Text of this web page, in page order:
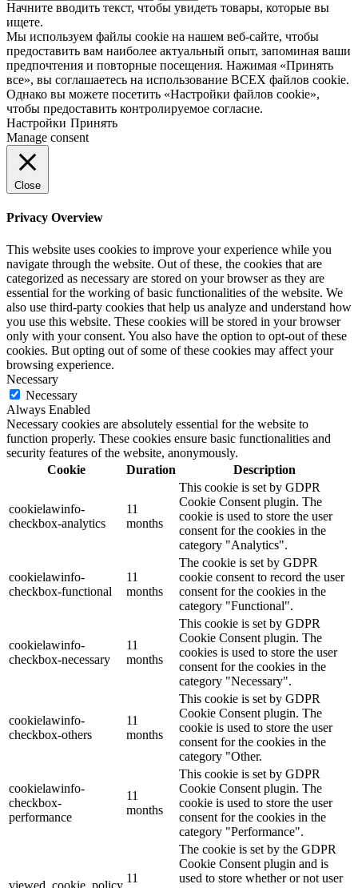
Начните вводить текст, чтобы увидеть товары, которые вы
ищете.
Мы используем файлы cookie на нашем веб-сайте, чтобы
предоставить вам наиболее актуальный опыт, запоминая ваши
предпочтения и повторные посещения. Нажимая «Принять
все», вы соглашаетесь на использование ВСЕХ файлов cookie.
Однако вы можете посетить «Настройки файлов cookie»,
чтобы предоставить контролируемое согласие.
Настройки Принять
Manage consent
Close
Privacy Overview
This website uses cookies to improve your experience while you
navigate through the website. Out of these, the cookies that are
categorized as necessary are stored on your browser as they are
essential for the working of basic functionalities of the website. We
also use third-party cookies that help us analyze and understand how
you use this website. These cookies will be stored in your browser
only with your consent. You also have the option to opt-out of these
cookies. But opting out of some of these cookies may affect your
browsing experience.
Necessary
Necessary
Always Enabled
Necessary cookies are absolutely essential for the website to
function properly. These cookies ensure basic functionalities and
security features of the website, anonymously.
Cookie
Duration Description
cookielawinfo-
checkbox-analytics
11
months
This cookie is set by GDPR
Cookie Consent plugin. The
cookie is used to store the user
consent for the cookies in the
category "Analytics".
cookielawinfo-
checkbox-functional
11
months
The cookie is set by GDPR
cookie consent to record the user
consent for the cookies in the
category "Functional".
cookielawinfo-
checkbox-necessary
11
months
This cookie is set by GDPR
Cookie Consent plugin. The
cookies is used to store the user
consent for the cookies in the
category "Necessary".
cookielawinfo-
checkbox-others
11
months
This cookie is set by GDPR
Cookie Consent plugin. The
cookie is used to store the user
consent for the cookies in the
category "Other.
cookielawinfo-
checkbox-
performance
11
months
This cookie is set by GDPR
Cookie Consent plugin. The
cookie is used to store the user
consent for the cookies in the
category "Performance".
viewed_cookie_policy
11
The cookie is set by the GDPR
Cookie Consent plugin and is
used to store whether or not user